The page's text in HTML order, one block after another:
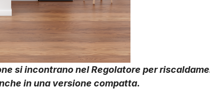
si incontrano nel Regolatore per
in una versione compatta.